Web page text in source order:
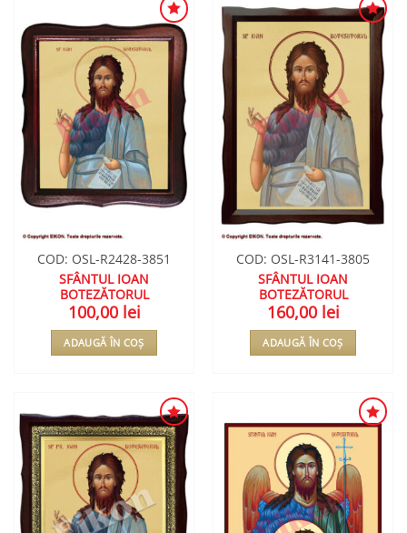
ADAUGA
WISHLIST
COD: OSL-R2428-3851
SFÂNTUL IOAN
BOTEZĂTORUL
100,00 lei
ADAUGĂ ÎN COȘ
ADAUGA
WISHLIST
COD: OSL-R3141-3805
SFÂNTUL IOAN
BOTEZĂTORUL
160,00 lei
ADAUGĂ ÎN COȘ
ADAUGA
ÎN
WISHLIST
ADAUGA
WISHLIST